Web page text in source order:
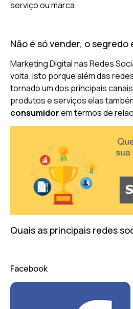
serviço ou marca.
Não é só vender, o
Marketing Digital nas Redes
volta. Isto porque além das
tornado um dos principais
produtos e serviços elas
consumidorem termos de
Quais as principais redes
Facebook